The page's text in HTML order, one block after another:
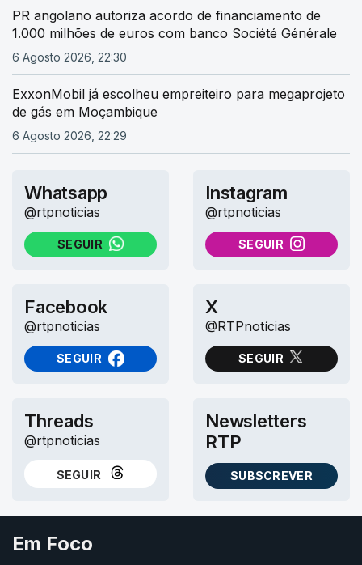
PR angolano autoriza acordo de financiamento de
1.000 milhões de euros com banco Société Générale
6 Agosto 2026, 22:30
ExxonMobil já escolheu empreiteiro para megaprojeto
de gás em Moçambique
6 Agosto 2026, 22:29
Whatsapp
@rtpnoticias
SEGUIR
NO WHATSAPP
Instagram
@rtpnoticias
SEGUIR
NO INSTAGRAM
Facebook
@rtpnoticias
SEGUIR
NO FACEBOOK
X
@RTPnotícias
SEGUIR
NO X (TWITTER)
Threads
@rtpnoticias
SEGUIR
NO THREADS
Newsletters
RTP
SUBSCREVER
AS NEWSLETTERS RTP
Em Foco